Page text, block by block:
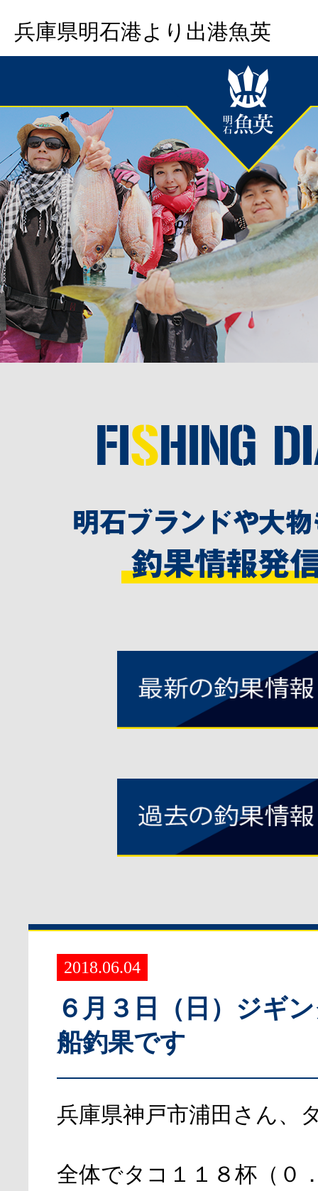
兵庫県明石港より出港魚英
2018.06.04
６月３日（日）ジギ
船釣果です
兵庫県神戸市浦田さん、
全体でタコ１１８杯（０